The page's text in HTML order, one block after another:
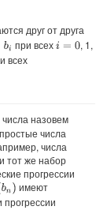
друг от друга
при всехi=0
, 1,
всех
числа назовем
числа
числа
тот же набор
прогрессии
bn) имеют